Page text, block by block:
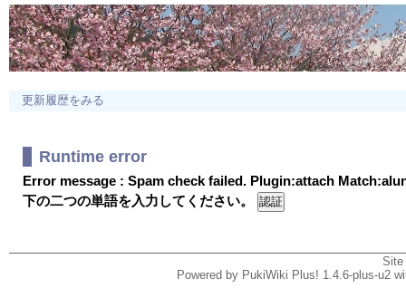
更新履歴をみる
Runtime error
Error message : Spam check failed. Plugin:attach
下の二つの単語を入力してください。
Powered by PukiWiki Plus! 1.4.6-plus-u2